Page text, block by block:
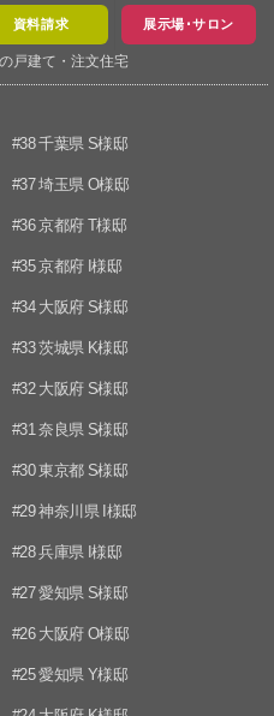
展示場･サロン
資料請求
戸建て・注文住宅
#38 千葉県 S様邸
#37 埼玉県 O様邸
#36 京都府 T様邸
#35 京都府 I様邸
#34 大阪府 S様邸
#33 茨城県 K様邸
#32 大阪府 S様邸
#31 奈良県 S様邸
#30 東京都 S様邸
#29 神奈川県 I様邸
#28 兵庫県 I様邸
#27 愛知県 S様邸
#26 大阪府 O様邸
#25 愛知県 Y様邸